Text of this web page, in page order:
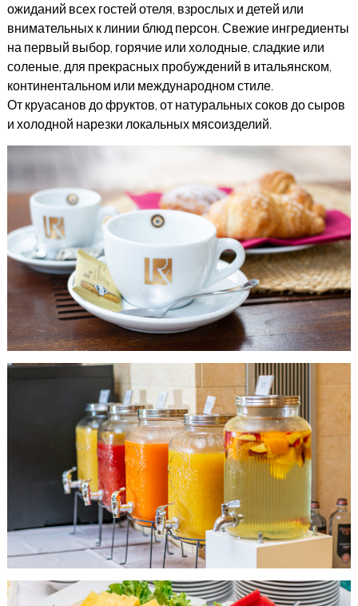
ожиданий всех гостей отеля, взрослых и детей или
внимательных к линии блюд персон. Свежие ингредиенты
на первый выбор, горячие или холодные, сладкие или
соленые, для прекрасных пробуждений в итальянском,
континентальном или международном стиле.
От круасанов до фруктов, от натуральных соков до сыров
и холодной нарезки локальных мясоизделий.